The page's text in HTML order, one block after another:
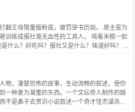
翻王母限量版粉底，被罚穿书历劫。 原主是为
训练成报社毫无血性的工具人。 啃着米糕一脸
什么？好吃吗？报社又是什么？味道好吗？毫
小说网提供怀续著作的反派是只招财猫最新章
读，反派是只招财猫无弹窗清爽阅读体验！
物，凄楚恐怖的故事，生动流畅的叙述，使你
一种更为凝重的东西。一个文坛奇人制作的醇
不是鼻子去赏识小说叙述一个奇才怪杰谋杀了